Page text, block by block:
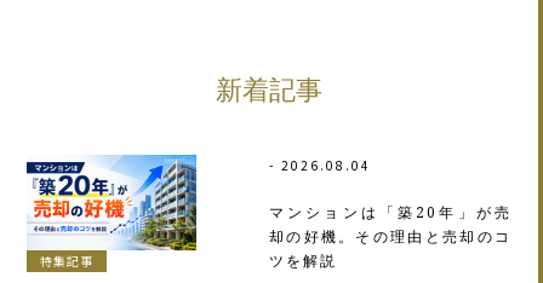
新着記事
特集記事
2026.08.04
マンションは「築20年」が売
却の好機。その理由と売却のコ
ツを解説